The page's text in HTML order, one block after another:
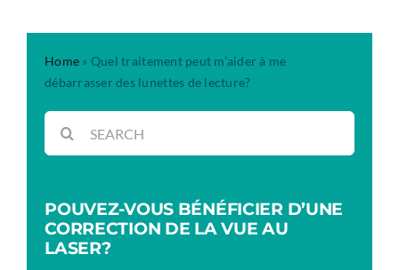
Home » Quel traitement peut m’aider à me
débarrasser des lunettes de lecture?
Rechercher:
POUVEZ-VOUS BÉNÉFICIER D’UNE
CORRECTION DE LA VUE AU
LASER?